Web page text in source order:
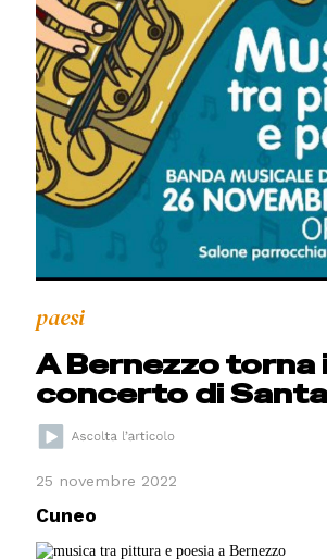
paesi
A Bernezzo torna
concerto di
25 novembre 2022
Cuneo